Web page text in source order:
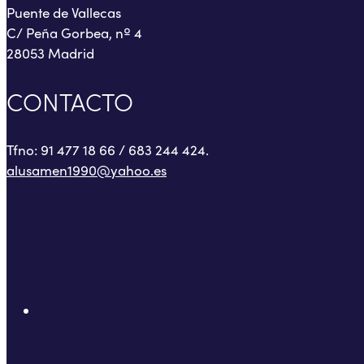
Puente de Vallecas
C/ Peña Gorbea, nº 4
28053 Madrid
CONTACTO
Tfno: 91 477 18 66 / 683 244 424.
alusamen1990@yahoo.es